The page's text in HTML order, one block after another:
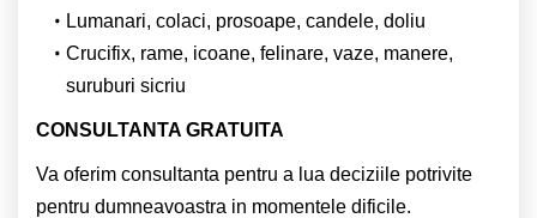
Lumanari, colaci, prosoape, candele, doliu
Crucifix, rame, icoane, felinare, vaze, manere,
suruburi sicriu
CONSULTANTA GRATUITA
Va oferim consultanta pentru a lua deciziile potrivite
pentru dumneavoastra in momentele dificile.